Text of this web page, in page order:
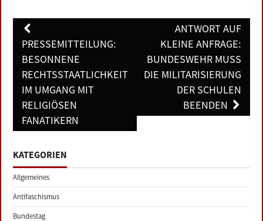
Post
navigation
PRESSEMITTEILUNG:
BESONNENE
RECHTSSTAATLICHKEIT
IM UMGANG MIT
RELIGIÖSEN
FANATIKERN
ANTWORT AUF
KLEINE ANFRAGE:
BUNDESWEHR MUSS
DIE MILITARISIERUNG
DER SCHULEN
BEENDEN
KATEGORIEN
Allgemeines
Antifaschismus
Bundestag